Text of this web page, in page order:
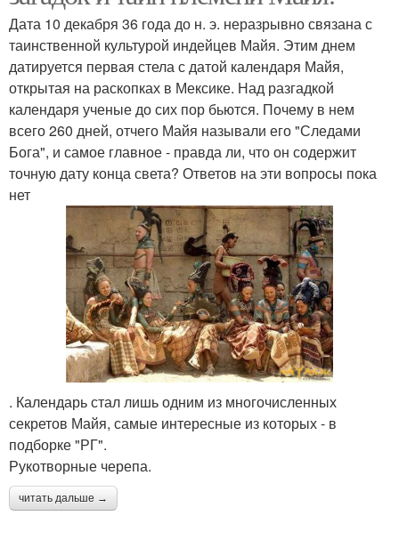
Дата 10 декабря 36 года до н. э. неразрывно связана с
таинственной культурой индейцев Майя. Этим днем
датируется первая стела с датой календаря Майя,
открытая на раскопках в Мексике. Над разгадкой
календаря ученые до сих пор бьются. Почему в нем
всего 260 дней, отчего Майя называли его "Следами
Бога", и самое главное - правда ли, что он содержит
точную дату конца света? Ответов на эти вопросы пока
нет
. Календарь стал лишь одним из многочисленных
секретов Майя, самые интересные из которых - в
подборке "РГ".
Рукотворные черепа.
читать дальше →